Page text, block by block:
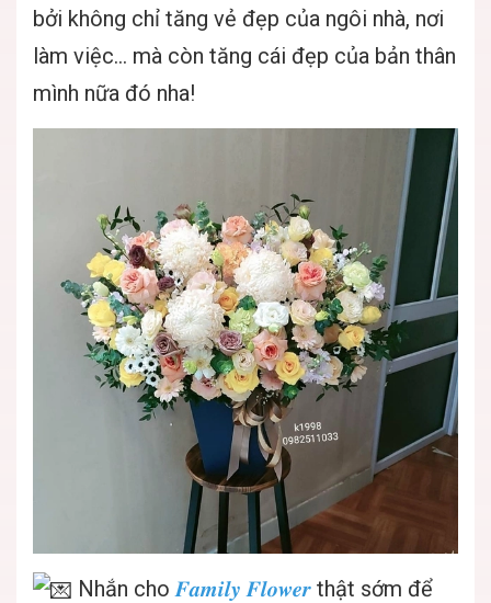
bởi không chỉ tăng vẻ đẹp của ngôi nhà, nơi
làm việc... mà còn tăng cái đẹp của bản thân
mình nữa đó nha!
Nhắn cho 𝑭𝒂𝒎𝒊𝒍𝒚 𝑭𝒍𝒐𝒘𝒆𝒓 thật sớm để